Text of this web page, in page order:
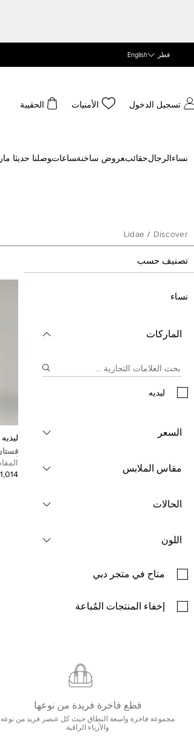
قطر English
تسجيل الدخول الأمنيات الحقيبة
نساء الرجالحقائب‍عروض ساخنة‍ساعات‍وصلنا حديثا
Discover
/
Lidae
تصنيف حسب
نساء
الماركات
ليديه
السعر
مقاس الملابس
الحالات
اللون
متاح في متجر دبي
إخفاء المنتجات المُباعة
ليديه
1,014 QAR
قطع فاخرة فريدة من نوعها
مجموعة فاخرة واسعة النطاق حيث كل عنصر فريد من نوعه
والأزياء الراقية